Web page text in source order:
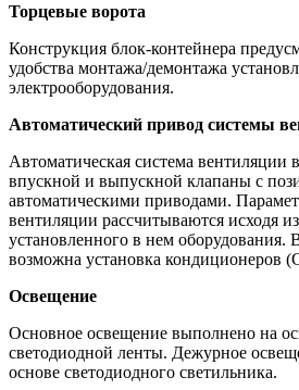
Торцевые ворота
Конструкция блок-контейнера
удобства монтажа/демонтажа
электрооборудования.
Автоматический привод системы
Автоматическая система вентиляции
впускной и выпускной клапаны с
автоматическими приводами.
вентиляции рассчитываются исходя
установленного в нем оборудования.
возможна установка кондиционеров
Освещение
Основное освещение выполнено на
светодиодной ленты. Дежурное
основе светодиодного светильника.